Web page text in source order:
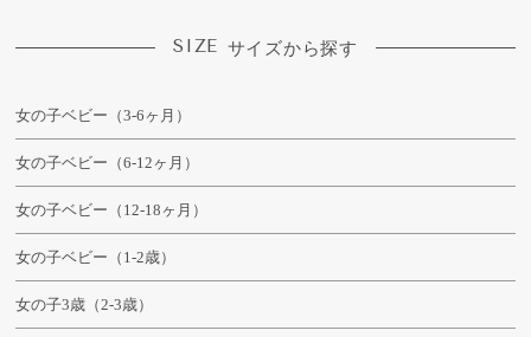
SIZE サイズから探す
女の子ベビー（3-6ヶ月）
女の子ベビー（6-12ヶ月）
女の子ベビー（12-18ヶ月）
女の子ベビー（1-2歳）
女の子3歳（2-3歳）